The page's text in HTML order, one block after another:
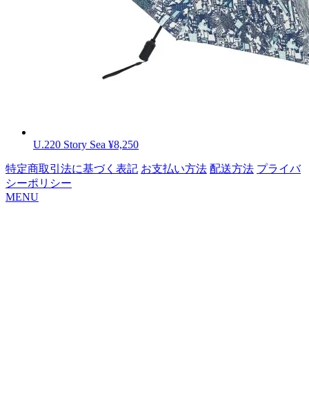
U.220 Story Sea ¥8,250
特定商取引法に基づく表記 お支払い方法 配送方法 プライバ
シーポリシー
MENU